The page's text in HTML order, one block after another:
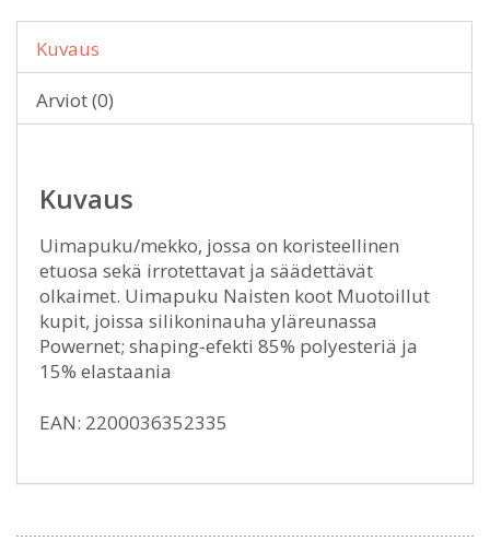
Kuvaus
Arviot (0)
Kuvaus
Uimapuku/mekko, jossa on koristeellinen
etuosa sekä irrotettavat ja säädettävät
olkaimet. Uimapuku Naisten koot Muotoillut
kupit, joissa silikoninauha yläreunassa
Powernet; shaping-efekti 85% polyesteriä ja
15% elastaania
EAN: 2200036352335